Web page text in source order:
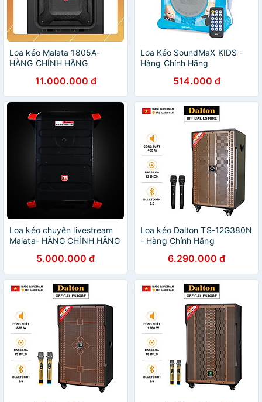
Loa kéo Malata 1805A-
HÀNG CHÍNH HÃNG
11.000.000 đ
Loa Kéo SoundMaX KIDS -
Hàng Chính Hãng
514.000 đ
Loa kéo chuyên livestream
Malata- HÀNG CHÍNH HÃNG
5.000.000 đ
Loa kéo Dalton TS-12G380N
- Hàng Chính Hãng
6.290.000 đ